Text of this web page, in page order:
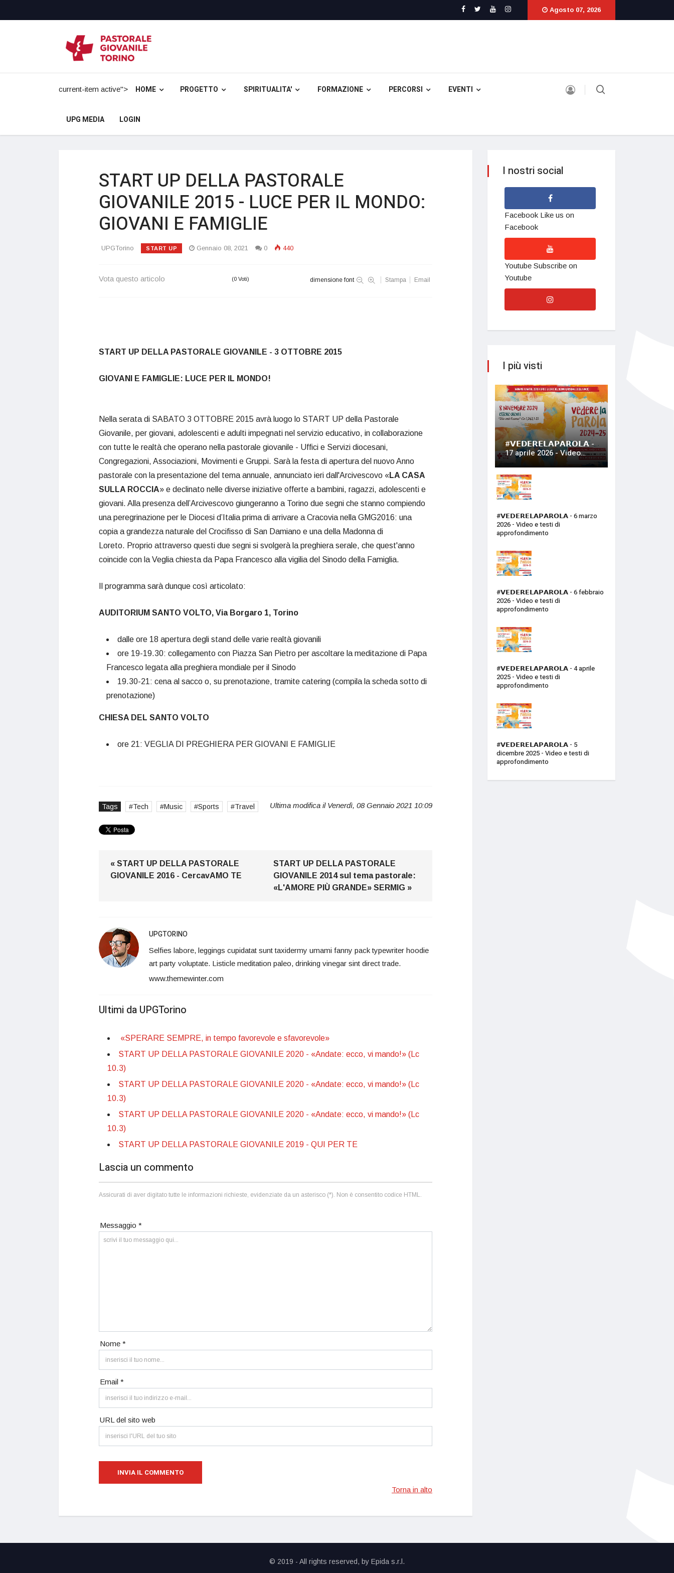
Agosto 07, 2026
current-item active"> HOME PROGETTO SPIRITUALITA' FORMAZIONE PERCORSI EVENTI
UPG MEDIA LOGIN
START UP DELLA PASTORALE
GIOVANILE 2015 - LUCE PER IL MONDO:
GIOVANI E FAMIGLIE
UPGTorino START UP Gennaio 08, 2021 0 440
Vota questo articolo (0 Voti) dimensione font Stampa Email
START UP DELLA PASTORALE GIOVANILE - 3 OTTOBRE 2015
GIOVANI E FAMIGLIE: LUCE PER IL MONDO!
Nella serata di SABATO 3 OTTOBRE 2015 avrà luogo lo START UP della Pastorale
Giovanile, per giovani, adolescenti e adulti impegnati nel servizio educativo, in collaborazione
con tutte le realtà che operano nella pastorale giovanile - Uffici e Servizi diocesani,
Congregazioni, Associazioni, Movimenti e Gruppi. Sarà la festa di apertura del nuovo Anno
pastorale con la presentazione del tema annuale, annunciato ieri dall'Arcivescovo «LA CASA
SULLA ROCCIA» e declinato nelle diverse iniziative offerte a bambini, ragazzi, adolescenti e
giovani. Alla presenza dell’Arcivescovo giungeranno a Torino due segni che stanno compiendo
una peregrinazione per le Diocesi d’Italia prima di arrivare a Cracovia nella GMG2016: una
copia a grandezza naturale del Crocifisso di San Damiano e una della Madonna di
Loreto. Proprio attraverso questi due segni si svolgerà la preghiera serale, che quest'anno
coincide con la Veglia chiesta da Papa Francesco alla vigilia del Sinodo della Famiglia.
Il programma sarà dunque così articolato:
AUDITORIUM SANTO VOLTO, Via Borgaro 1, Torino
dalle ore 18 apertura degli stand delle varie realtà giovanili
ore 19-19.30: collegamento con Piazza San Pietro per ascoltare la meditazione di Papa
Francesco legata alla preghiera mondiale per il Sinodo
19.30-21: cena al sacco o, su prenotazione, tramite catering (compila la scheda sotto di
prenotazione)
CHIESA DEL SANTO VOLTO
ore 21: VEGLIA DI PREGHIERA PER GIOVANI E FAMIGLIE
Tags Tech Music Sports Travel Ultima modifica il Venerdì, 08 Gennaio 2021 10:09
« START UP DELLA PASTORALE
GIOVANILE 2016 - CercavAMO TE
START UP DELLA PASTORALE
GIOVANILE 2014 sul tema pastorale:
«L'AMORE PIÙ GRANDE» SERMIG »
UPGTORINO
Selfies labore, leggings cupidatat sunt taxidermy umami fanny pack typewriter hoodie
art party voluptate. Listicle meditation paleo, drinking vinegar sint direct trade.
www.themewinter.com
Ultimi da UPGTorino
«SPERARE SEMPRE, in tempo favorevole e sfavorevole»
START UP DELLA PASTORALE GIOVANILE 2020 - «Andate: ecco, vi mando!» (Lc
10.3)
START UP DELLA PASTORALE GIOVANILE 2020 - «Andate: ecco, vi mando!» (Lc
10.3)
START UP DELLA PASTORALE GIOVANILE 2020 - «Andate: ecco, vi mando!» (Lc
10.3)
START UP DELLA PASTORALE GIOVANILE 2019 - QUI PER TE
Lascia un commento
Assicurati di aver digitato tutte le informazioni richieste, evidenziate da un asterisco (*). Non è consentito codice HTML.
Messaggio *
Nome *
Email *
URL del sito web
Torna in alto
I nostri social
Facebook Like us on
Facebook
Youtube Subscribe on
Youtube
I più visti
#𝗩𝗘𝗗𝗘𝗥𝗘𝗟𝗔𝗣𝗔𝗥𝗢𝗟𝗔 -
17 aprile 2026 - Video…
#𝗩𝗘𝗗𝗘𝗥𝗘𝗟𝗔𝗣𝗔𝗥𝗢𝗟𝗔 - 6 marzo
2026 - Video e testi di
approfondimento
#𝗩𝗘𝗗𝗘𝗥𝗘𝗟𝗔𝗣𝗔𝗥𝗢𝗟𝗔 - 6 febbraio
2026 - Video e testi di
approfondimento
#𝗩𝗘𝗗𝗘𝗥𝗘𝗟𝗔𝗣𝗔𝗥𝗢𝗟𝗔 - 4 aprile
2025 - Video e testi di
approfondimento
#𝗩𝗘𝗗𝗘𝗥𝗘𝗟𝗔𝗣𝗔𝗥𝗢𝗟𝗔 - 5
dicembre 2025 - Video e testi di
approfondimento
© 2019 - All rights reserved, by Epida s.r.l.